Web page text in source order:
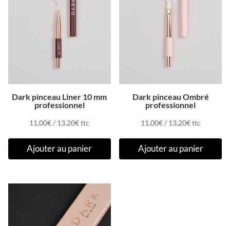
Dark pinceau Liner 10 mm
professionnel
11,00€/ 13,20€ttc
Ajouter au panier
Dark pinceau Ombré
professionnel
11,00€/ 13,20€ttc
Ajouter au panier